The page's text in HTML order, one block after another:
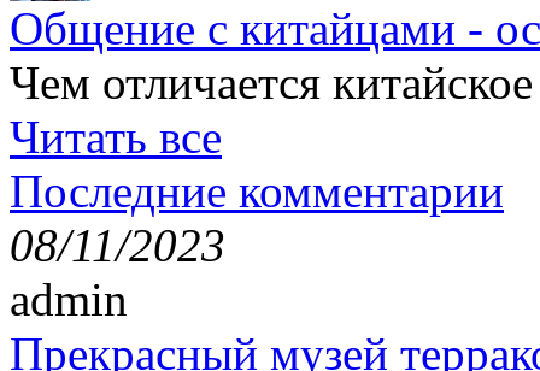
Общение с китайцами -
Чем отличается
Читать все
Последние комментарии
08/11/2023
admin
Прекрасный музей